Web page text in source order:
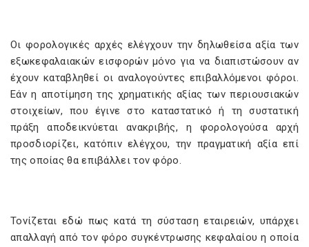
Οι φορολογικές αρχές ελέγχουν την δηλωθείσα αξία των
εξωκεφαλαιακών εισφορών μόνο για να διαπιστώσουν αν
έχουν καταβληθεί οι αναλογούντες επιβαλλόμενοι φόροι.
Εάν η αποτίμηση της χρηματικής αξίας των περιουσιακών
στοιχείων, που έγινε στο καταστατικό ή τη συστατική
πράξη αποδεικνύεται ανακριβής, η φορολογούσα αρχή
προσδιορίζει, κατόπιν ελέγχου, την πραγματική αξία επί
της οποίας θα επιβάλλει τον φόρο.
Τονίζεται εδώ πως κατά τη σύσταση εταιρειών, υπάρχει
απαλλαγή από τον φόρο συγκέντρωσης κεφαλαίου η οποία